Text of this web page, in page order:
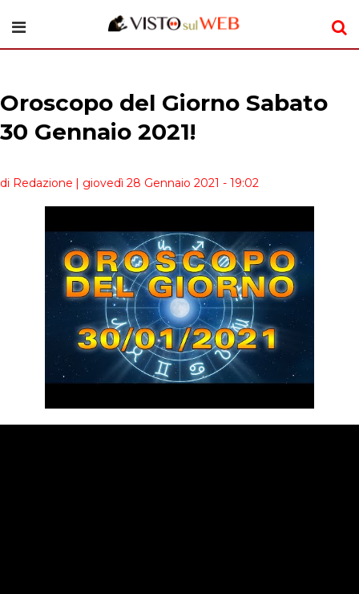
Oroscopo del Giorno Sabato
30 Gennaio 2021!
di Redazione | giovedì 28 Gennaio 2021 - 19:02